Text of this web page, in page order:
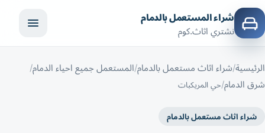
شراء المستعمل بالدمام
نشتري اثاث.كوم
الرئيسية شراء اثاث مستعمل بالدمام المستعمل جميع احياء الدمام
شرق الدمام حي المريكبات
شراء اثاث مستعمل بالدمام